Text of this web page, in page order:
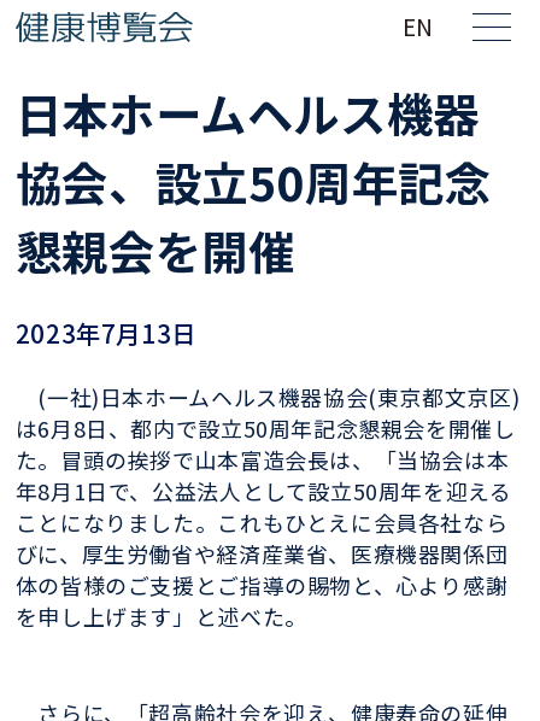
EN
日本ホームヘルス機器
協会、設立50周年記念
懇親会を開催
2023年7月13日
(一社)日本ホームヘルス機器協会(東京都文京区)
は6月8日、都内で設立50周年記念懇親会を開催し
た。冒頭の挨拶で山本富造会長は、「当協会は本
年8月1日で、公益法人として設立50周年を迎える
ことになりました。これもひとえに会員各社なら
びに、厚生労働省や経済産業省、医療機器関係団
体の皆様のご支援とご指導の賜物と、心より感謝
を申し上げます」と述べた。
さらに、「超高齢社会を迎え、健康寿命の延伸